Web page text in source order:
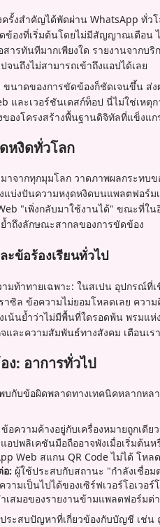
รั้งสำคัญได้พัดผ่าน WhatsApp ทั่ว
ข้องที่เริ่มต้นโดยไม่มีสัญญาณเตือน
สารทันทีมากเพียงใด รายงานจาก
จนถึงไม่สามารถเข้าถึงแอปได้เลย
ขนาดของการขัดข้องก็ชัดเจนขึ้น ส่
และเวอร์ชันเดสก์ท็อป นี่ไม่ใช่เห
ของโครงสร้างพื้นฐานดิจิทัลที่แข็ง
หงิดทั่วโลก
าจากทุกมุมโลก วาดภาพผลกระทบ
แบ่งปันความหงุดหงิดบนแพลตฟอร์
"เพิ่งกลับมาใช้งานได้" ขณะที่ใ
ำถึงลักษณะสากลของการขัดข้อง
ข้อร้องเรียนทั่วไป
มท้าทายเฉพาะ: ในสเปน อุปกรณ์
ซิล ข้อความไม่ยอมโหลดเลย ควา
เน้นย้ำว่าไม่มีพื้นที่ใดรอดพ้น พรมแ
และความสัมพันธ์ทางสังคม เตือน
ง: อาการทั่วไป
บกับข้อผิดพลาดทางเทคนิคหลากห
ข้อความค้างอยู่กับเครื่องหมายถูกเดีย
แอปพลิเคชันมือถืออาจพังเมื่อเริ่มต้น
Web สแกน QR Code ไม่ได้ โ
อ: ผู้ใช้ประสบกับสถานะ "กำลังเชื่อม
วามเป็นไปได้ของเซิร์ฟเวอร์โอเว
เสมอของรายงานข้ามแพลตฟอร์มต่
ระสบปัญหาที่เกี่ยวข้องกับบัญชี เช่น